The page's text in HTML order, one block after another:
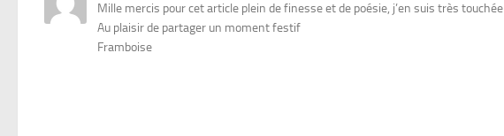
Mille mercis pour cet article plein de finesse et de poésie, j’en suis très touchée
Au plaisir de partager un moment festif
Framboise